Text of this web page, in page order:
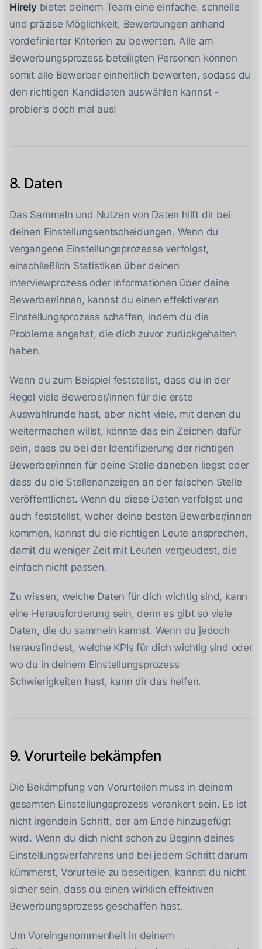
Hirelybietet deinem Team eine einfache, schnelle
und präzise Möglichkeit, Bewerbungen anhand
vordefinierter Kriterien zu bewerten. Alle am
Bewerbungsprozess beteiligten Personen können
somit alle Bewerber einheitlich bewerten, sodass du
den richtigen Kandidaten auswählen kannst -
probier's doch mal aus!
8. Daten
Das Sammeln und Nutzen von Daten hilft dir bei
deinen Einstellungsentscheidungen. Wenn du
vergangene Einstellungsprozesse verfolgst,
einschließlich Statistiken über deinen
Interviewprozess oder Informationen über deine
Bewerber/innen, kannst du einen effektiveren
Einstellungsprozess schaffen, indem du die
Probleme angehst, die dich zuvor zurückgehalten
haben.
Wenn du zum Beispiel feststellst, dass du in der
Regel viele Bewerber/innen für die erste
Auswahlrunde hast, aber nicht viele, mit denen du
weitermachen willst, könnte das ein Zeichen dafür
sein, dass du bei der Identifizierung der richtigen
Bewerber/innen für deine Stelle daneben liegst oder
dass du die Stellenanzeigen an der falschen Stelle
veröffentlichst. Wenn du diese Daten verfolgst und
auch feststellst, woher deine besten Bewerber/innen
kommen, kannst du die richtigen Leute ansprechen,
damit du weniger Zeit mit Leuten vergeudest, die
einfach nicht passen.
Zu wissen, welche Daten für dich wichtig sind, kann
eine Herausforderung sein, denn es gibt so viele
Daten, die du sammeln kannst. Wenn du jedoch
herausfindest, welche KPIs für dich wichtig sind oder
wo du in deinem Einstellungsprozess
Schwierigkeiten hast, kann dir das helfen.
9. Vorurteile bekämpfen
Die Bekämpfung von Vorurteilen muss in deinem
gesamten Einstellungsprozess verankert sein. Es ist
nicht irgendein Schritt, der am Ende hinzugefügt
wird. Wenn du dich nicht schon zu Beginn deines
Einstellungsverfahrens und bei jedem Schritt darum
kümmerst, Vorurteile zu beseitigen, kannst du nicht
sicher sein, dass du einen wirklich effektiven
Bewerbungsprozess geschaffen hast.
Um Voreingenommenheit in deinem